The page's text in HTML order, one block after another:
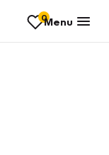
0Menu